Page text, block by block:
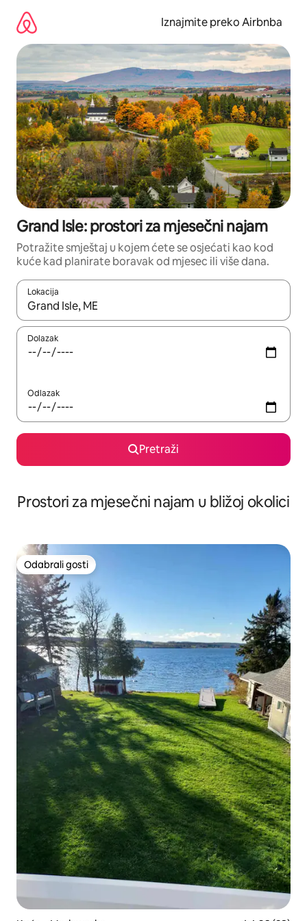
sadržaj
Iznajmite preko Airbnba
Grand Isle: prostori za mjesečni najam
Potražite smještaj u kojem ćete se osjećati kao kod
kuće kad planirate boravak od mjesec ili više dana.
Lokacija
Kada budu dostupni rezultati, moći ćete ih pregledati
Dolazak
Odlazak
Pretraži
Prostori za mjesečni najam u bližoj okolici
Odabrali gosti
Odabrali gosti